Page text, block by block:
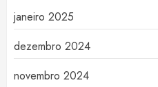
janeiro 2025
dezembro 2024
novembro 2024